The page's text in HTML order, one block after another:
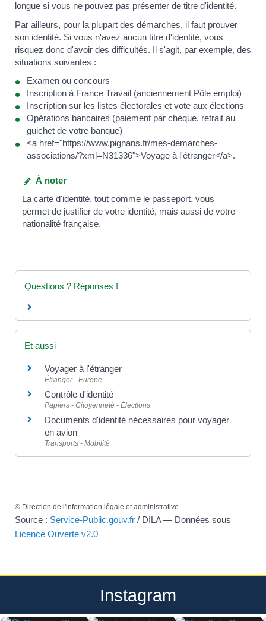
longue si vous ne pouvez pas présenter de titre d'identité.
Par ailleurs, pour la plupart des démarches, il faut prouver
son identité. Si vous n'avez aucun titre d'identité, vous
risquez donc d'avoir des difficultés. Il s'agit, par exemple, des
situations suivantes :
Examen ou concours
Inscription à France Travail (anciennement Pôle emploi)
Inscription sur les listes électorales et vote aux élections
Opérations bancaires (paiement par chèque, retrait au
guichet de votre banque)
<a href="https://www.pignans.fr/mes-demarches-
associations/?xml=N31336">Voyage à l'étranger</a>.
À noter
La carte d'identité, tout comme le passeport, vous
permet de justifier de votre identité, mais aussi de votre
nationalité française.
Questions ? Réponses !
Et aussi
Voyager à l'étranger
Étranger - Europe
Contrôle d'identité
Papiers - Citoyenneté - Élections
Documents d'identité nécessaires pour voyager
en avion
Transports - Mobilité
© Direction de l'information légale et administrative
Source : Service-Public.gouv.fr / DILA — Données sous
Licence Ouverte v2.0
Instagram